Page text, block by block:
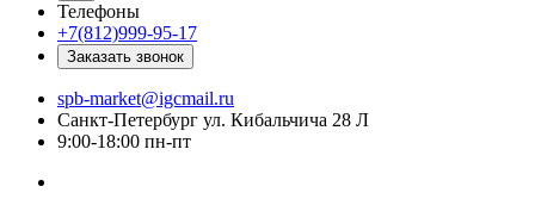
Телефоны
+7(812)999-95-17
Заказать звонок
spb-market@igcmail.ru
Санкт-Петербург ул. Кибальчича 28 Л
9:00-18:00 пн-пт